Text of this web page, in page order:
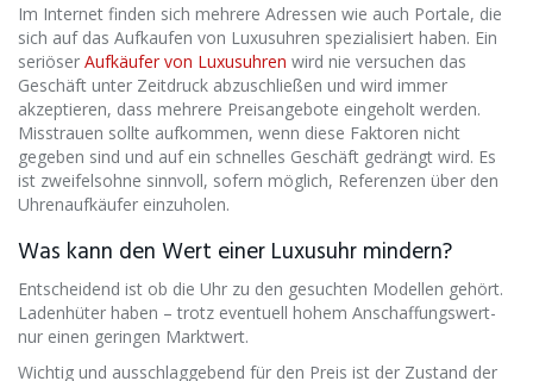
Im Internet finden sich mehrere Adressen wie auch Portale, die
sich auf das Aufkaufen von Luxusuhren spezialisiert haben. Ein
seriöser Aufkäufer von Luxusuhren wird nie versuchen das
Geschäft unter Zeitdruck abzuschließen und wird immer
akzeptieren, dass mehrere Preisangebote eingeholt werden.
Misstrauen sollte aufkommen, wenn diese Faktoren nicht
gegeben sind und auf ein schnelles Geschäft gedrängt wird. Es
ist zweifelsohne sinnvoll, sofern möglich, Referenzen über den
Uhrenaufkäufer einzuholen.
Was kann den Wert einer Luxusuhr mindern?
Entscheidend ist ob die Uhr zu den gesuchten Modellen gehört.
Ladenhüter haben – trotz eventuell hohem Anschaffungswert-
nur einen geringen Marktwert.
Wichtig und ausschlaggebend für den Preis ist der Zustand der